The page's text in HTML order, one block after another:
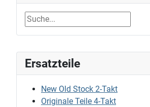
Ersatzteile
New Old Stock 2-Takt
Originale Teile 4-Takt